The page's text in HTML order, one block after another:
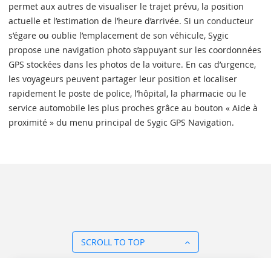
permet aux autres de visualiser le trajet prévu, la position
actuelle et l’estimation de l’heure d’arrivée. Si un conducteur
s’égare ou oublie l’emplacement de son véhicule, Sygic
propose une navigation photo s’appuyant sur les coordonnées
GPS stockées dans les photos de la voiture. En cas d’urgence,
les voyageurs peuvent partager leur position et localiser
rapidement le poste de police, l’hôpital, la pharmacie ou le
service automobile les plus proches grâce au bouton « Aide à
proximité » du menu principal de Sygic GPS Navigation.
SCROLL TO TOP